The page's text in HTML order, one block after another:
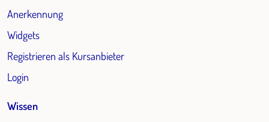
Anerkennung
Widgets
Registrieren als Kursanbieter
Login
Wissen